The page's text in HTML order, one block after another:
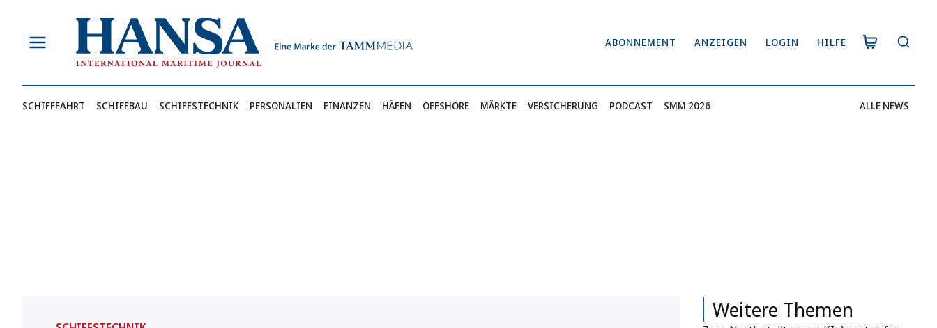
springen
ABONNEMENT ANZEIGEN LOGIN HILFE
SCHIFFFAHRT SCHIFFBAU SCHIFFSTECHNIK PERSONALIEN FINANZEN HÄFEN OFFSHORE MÄRKTE VERSICHERUNG PODCAST SMM 2026 ALLE NEWS
Weitere Themen